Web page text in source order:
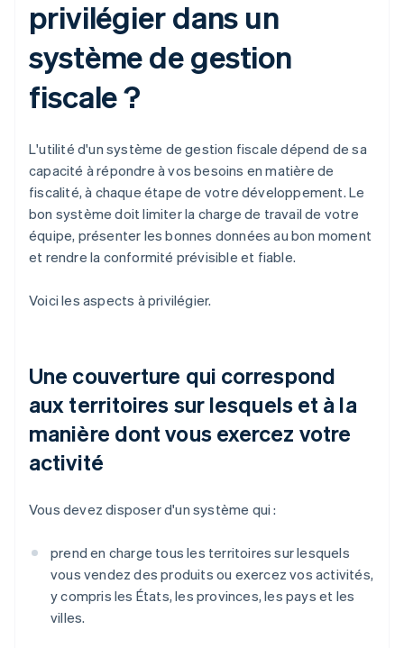
privilégier dans un
système de gestion
fiscale ?
L'utilité d'un système de gestion fiscale dépend de sa
capacité à répondre à vos besoins en matière de
fiscalité, à chaque étape de votre développement. Le
bon système doit limiter la charge de travail de votre
équipe, présenter les bonnes données au bon moment
et rendre la conformité prévisible et fiable.
Voici les aspects à privilégier.
Une couverture qui correspond
aux territoires sur lesquels et à la
manière dont vous exercez votre
activité
Vous devez disposer d'un système qui :
prend en charge tous les territoires sur lesquels
vous vendez des produits ou exercez vos activités,
y compris les États, les provinces, les pays et les
villes.